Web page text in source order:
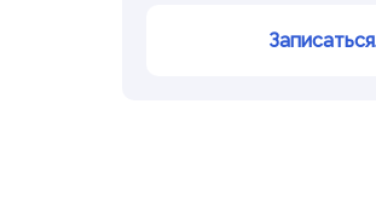
Записаться